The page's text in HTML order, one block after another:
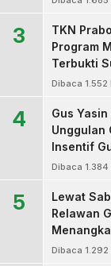
3
TKN
Program
Terbukti
Dibaca 1.552
4
Gus
Unggulan
Insentif
Dibaca 1.384
5
Lewat
Relawan
Dibaca 1.292